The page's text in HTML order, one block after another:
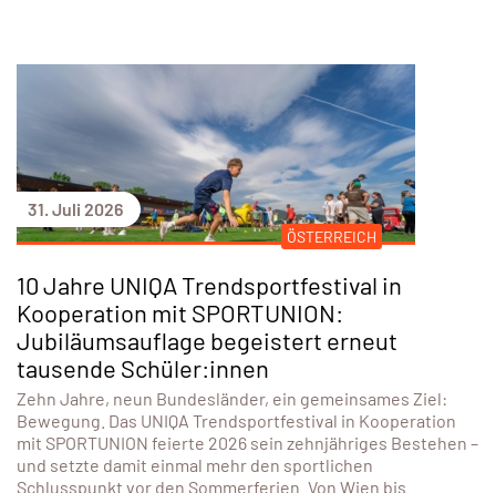
Eisenstädter Schwimmunion überzeugt bei
den Österreichischen
Nachwuchsmeisterschaften
Sechs Nachwuchsschwimmerinnen und
Nachwuchsschwimmer der Eisenstädter Schwimmunion
qualifizierten sich für die Österreichischen
ihr Können auf nationaler Bühne eindrucksvoll unter
Beweis. Nach einem intensiven Trainingslager am
Austragungsort gingen die Athletinnen und Athleten
bestens vorbereitet in die Wettkämpfe. Mit zahlreichen
persönlichen Bestzeiten und starken Platzierungen
bestätigte das Team die hervorragende
Weiterlesen...